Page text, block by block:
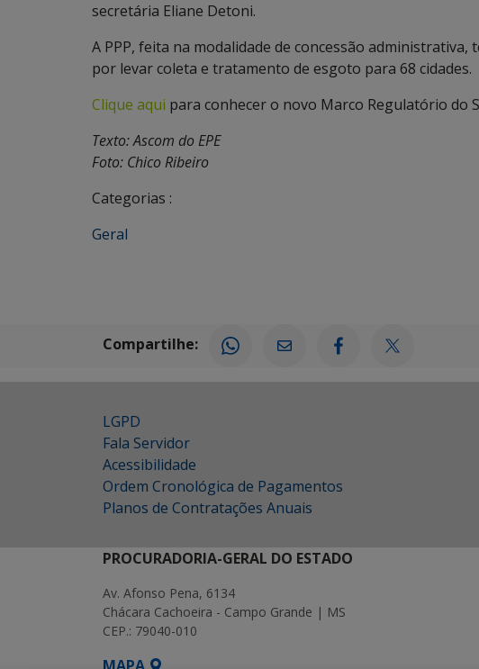
secretária Eliane Detoni.
A PPP, feita na modalidade de concessão
por levar coleta e tratamento de esgoto para 68 cidades.
Clique aqui para conhecer o novo Marco Regulatório do
Texto: Ascom do EPE
Foto: Chico Ribeiro
Categorias :
Geral
Compartilhe:
LGPD
Fala Servidor
Acessibilidade
Ordem Cronológica de Pagamentos
Planos de Contratações Anuais
PROCURADORIA-GERAL DO ESTADO
Av. Afonso Pena, 6134
Chácara Cachoeira - Campo Grande | MS
CEP.: 79040-010